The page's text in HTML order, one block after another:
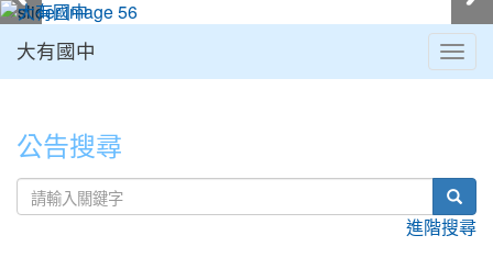
大有國中
公告搜尋
進階搜尋